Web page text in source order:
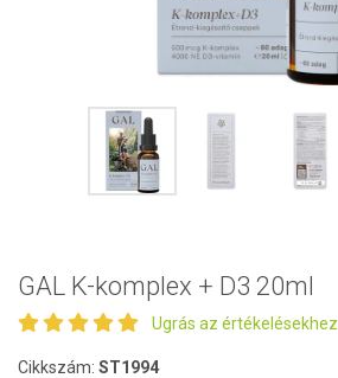
GAL K-komplex + D3 20ml
Ugrás az értékelésekhez
Cikkszám: ST1994